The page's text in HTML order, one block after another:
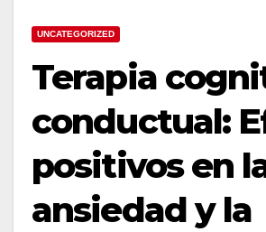
UNCATEGORIZED
Terapia
conductual:
positivos en
ansiedad y la